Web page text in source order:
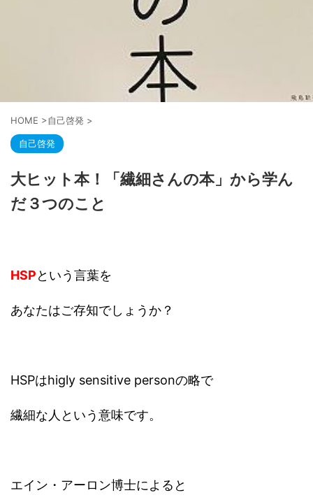
HOME >自己啓発 >
自己啓発
大ヒット本！「繊細さんの本」から学ん
だ３つのこと
HSPという言葉を
あなたはご存知でしょうか？
HSPはhigly sensitive personの略で
繊細な人という意味です。
エイン・アーロン博士によると